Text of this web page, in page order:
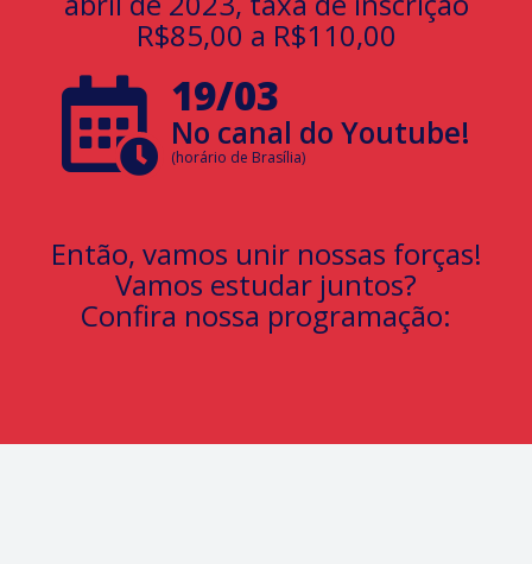
R$85,00 a R$110,00
19/03
No canal do Youtube!
(horário de Brasília)
Então, vamos unir nossas forças!
Vamos estudar juntos?
Confira nossa programação: